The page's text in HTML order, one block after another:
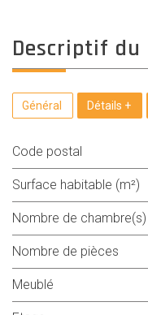
descriptif du
Général Détails +
Code postal
Surface habitable (m²)
Nombre de chambre(s)
Nombre de pièces
Meublé